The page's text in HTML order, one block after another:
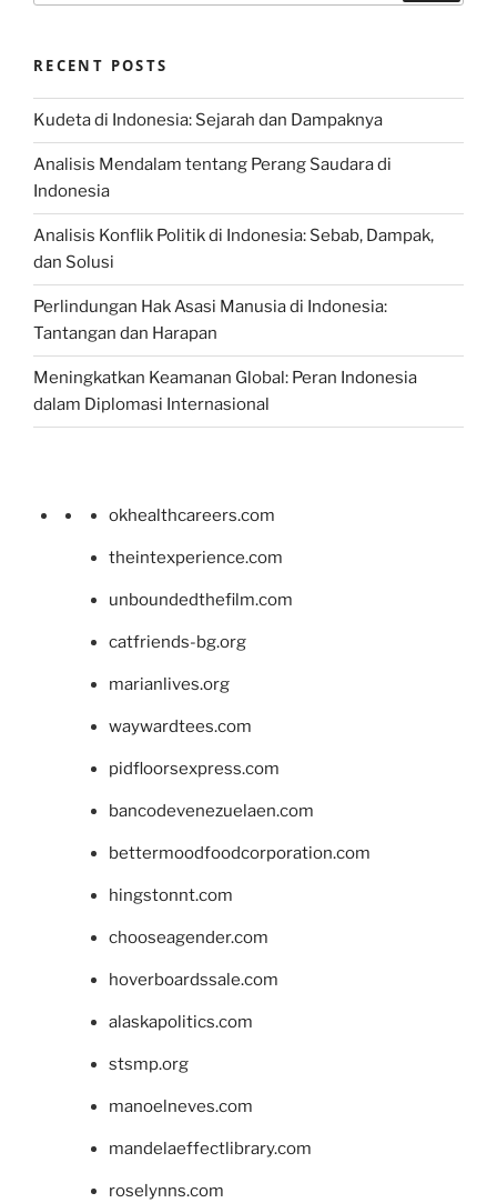
RECENT POSTS
Kudeta di Indonesia: Sejarah dan Dampaknya
Analisis Mendalam tentang Perang Saudara di
Indonesia
Analisis Konflik Politik di Indonesia: Sebab, Dampak,
dan Solusi
Perlindungan Hak Asasi Manusia di Indonesia:
Tantangan dan Harapan
Meningkatkan Keamanan Global: Peran Indonesia
dalam Diplomasi Internasional
okhealthcareers.com
theintexperience.com
unboundedthefilm.com
catfriends-bg.org
marianlives.org
waywardtees.com
pidfloorsexpress.com
bancodevenezuelaen.com
bettermoodfoodcorporation.com
hingstonnt.com
chooseagender.com
hoverboardssale.com
alaskapolitics.com
stsmp.org
manoelneves.com
mandelaeffectlibrary.com
roselynns.com